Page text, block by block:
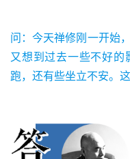
问：今天禅修刚一开始
又想到过去一些不好的
跑，还有些坐立不安。